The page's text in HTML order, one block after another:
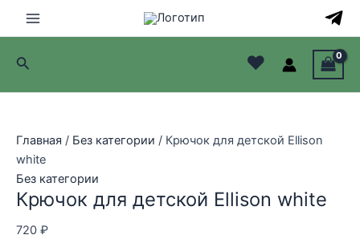
Main
Menu
Поиск ♥
Главная / Без категории / Крючок для детской Ellison
white
Без категории
Крючок для детской Ellison white
720 ₽